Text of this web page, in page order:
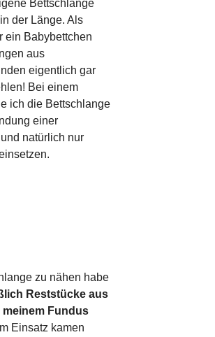
Bettschlange
der Länge. Als
ein Babybettchen
aus
eigentlich gar
Bei einem
ich die Bettschlange
einer
natürlich nur
zu nähen habe
Reststücke aus
meinem Fundus
Einsatz kamen